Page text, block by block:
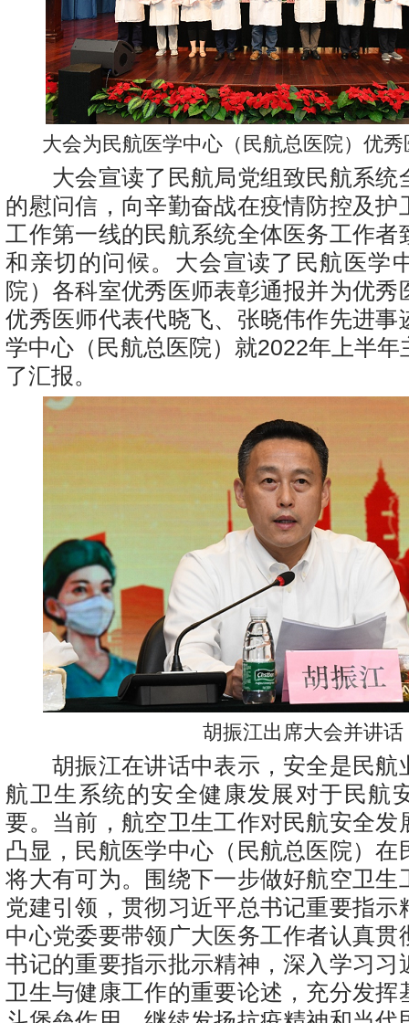
大会为民航医学中心（民航总医院）优
大会宣读了民航局党组致民航系统
的慰问信，向辛勤奋战在疫情防控及护
工作第一线的民航系统全体医务工作者
和亲切的问候。大会宣读了民航医学
院）各科室优秀医师表彰通报并为优秀
优秀医师代表代晓飞、张晓伟作先进事
学中心（民航总医院）就2022年上半年
了汇报。
胡振江出席大会并讲话
胡振江在讲话中表示，安全是民航
航卫生系统的安全健康发展对于民航
要。当前，航空卫生工作对民航安全发
凸显，民航医学中心（民航总医院）在
将大有可为。围绕下一步做好航空卫生
党建引领，贯彻习近平总书记重要指示
中心党委要带领广大医务工作者认真贯
书记的重要指示批示精神，深入学习习
卫生与健康工作的重要论述，充分发挥